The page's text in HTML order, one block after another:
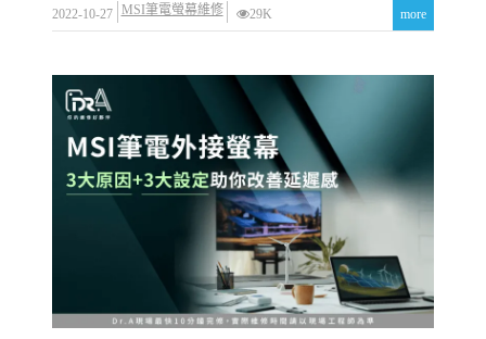
2022-10-27 MSI筆電螢幕維修 29K more